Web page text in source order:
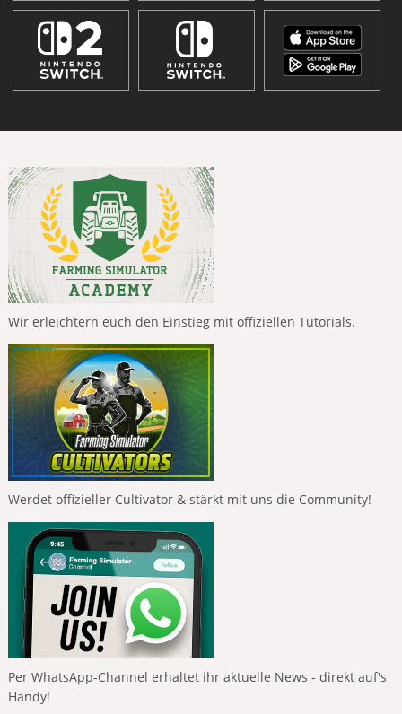
Wir erleichtern euch den Einstieg mit offiziellen Tutorials.
Werdet offizieller Cultivator & stärkt mit uns die Community!
Per WhatsApp-Channel erhaltet ihr aktuelle News - direkt auf's
Handy!